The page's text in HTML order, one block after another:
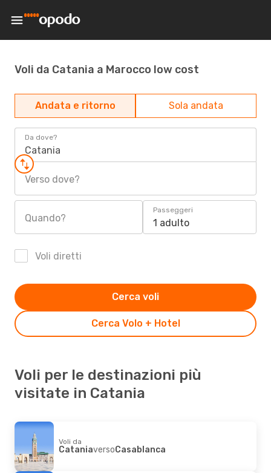
Voli da Catania a Marocco low cost
Andata e ritorno Sola andata
Da dove?
Catania
Verso dove?
Quando?
Passeggeri
1 adulto
Voli diretti
Cerca Volo + Hotel
Cerca voli
Voli per le destinazioni più
visitate in Catania
Voli da
CataniaversoCasablanca